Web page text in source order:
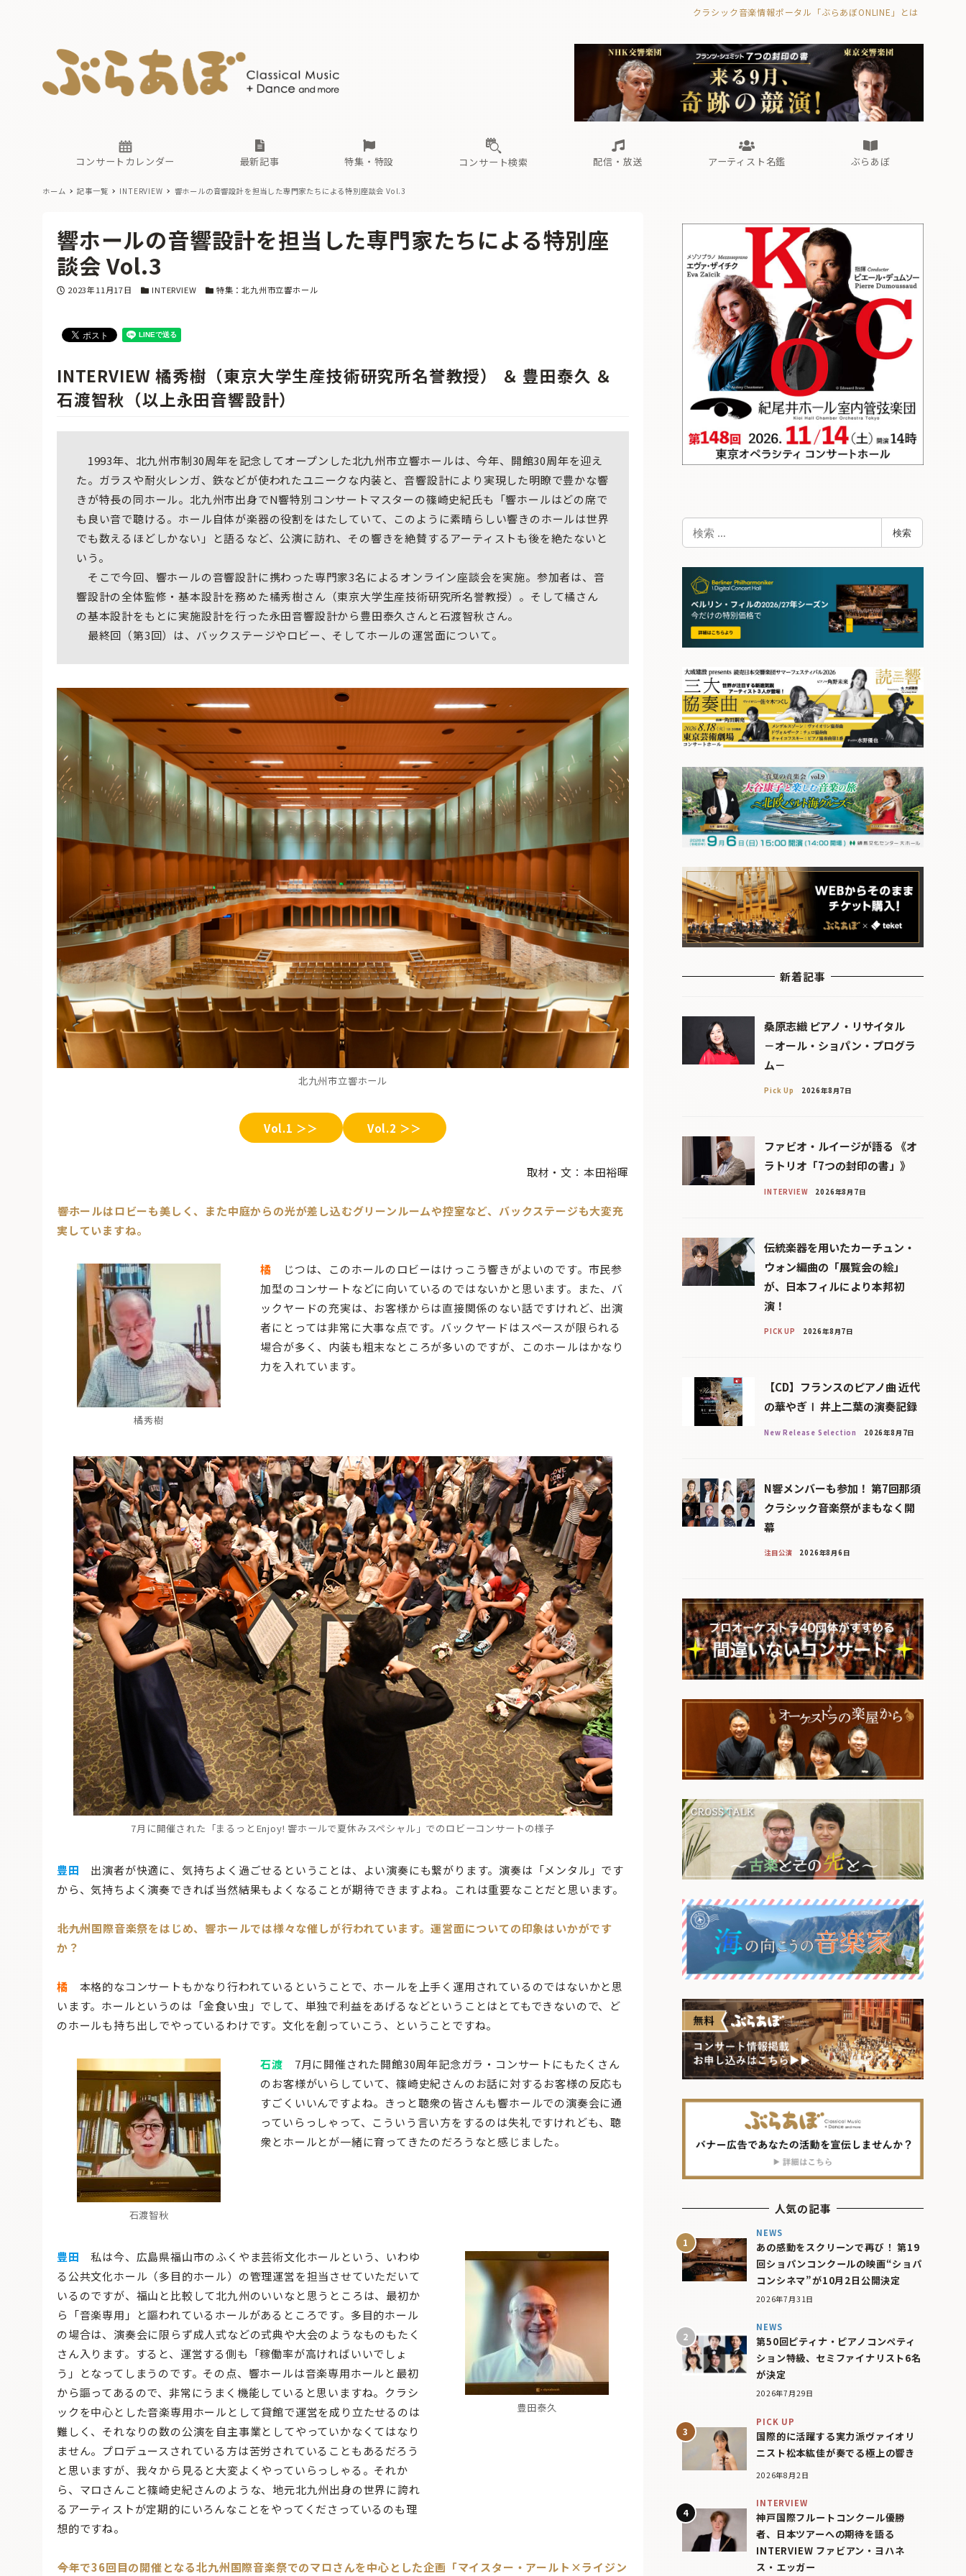
クラシック音楽情報ポータル「ぶらあぼONLINE」とは
コンサートカレンダー 最新記事
古楽とその先と オーケストラの楽屋から 海の向こうの音楽家 Aからの眺望 ぶらあぼブラス！
フォルテピアノ・オデッセイ
特集・特設
現場のプロが推す！間違いないオーケストラコンサート
過去の特集
コンサート検索 配信・放送
無料ライブ配信スケジュール 有料ライブ配信スケジュール
アーティスト名鑑
あ か さ た な は ま や ら わ
ぶらあぼ
古楽とその先と Aからの眺望 ぶらあぼブラス！
フォルテピアノ・オデッセイ
無料ライブ配信スケジュール
あ か さ
ホーム 記事一覧 INTERVIEW 響ホールの音響設計を担当した専門家たちによる特別座談会 Vol.3
響ホールの音響設計を担当した専門家たちによる特別座
談会 Vol.3
投稿日
2023年11月17日 カテゴリー
INTERVIEW カテゴリー
特集：北九州市立響ホール
INTERVIEW 橘秀樹（東京大学生産技術研究所名誉教授） ＆ 豊田泰久 ＆
石渡智秋（以上永田音響設計）
1993年、北九州市制30周年を記念してオープンした北九州市立響ホールは、今年、開館30周年を迎え
た。ガラスや耐火レンガ、鉄などが使われたユニークな内装と、⾳響設計により実現した明瞭で豊かな響
きが特長の同ホール。北九州市出身でN響特別コンサートマスターの篠崎史紀氏も「響ホールはどの席で
も良い音で聴ける。ホール自体が楽器の役割をはたしていて、このように素晴らしい響きのホールは世界
でも数えるほどしかない」と語るなど、公演に訪れ、その響きを絶賛するアーティストも後を絶たないと
いう。
そこで今回、響ホールの音響設計に携わった専門家3名によるオンライン座談会を実施。参加者は、音
響設計の全体監修・基本設計を務めた橘秀樹さん（東京大学生産技術研究所名誉教授）。そして橘さん
の基本設計をもとに実施設計を行った永田音響設計から豊田泰久さんと石渡智秋さん。
最終回（第3回）は、バックステージやロビー、そしてホールの運営面について。
北九州市立響ホール
Vol.1 ＞＞ Vol.2 ＞＞
取材・文：本田裕暉
――響ホールはロビーも美しく、また中庭からの光が差し込むグリーンルームや控室など、バックステージも大変充
実していますね。
橘秀樹
橘 じつは、このホールのロビーはけっこう響きがよいのです。市民参
加型のコンサートなどに向いているのではないかと思います。また、バ
ックヤードの充実は、お客様からは直接関係のない話ですけれど、出演
者にとっては非常に大事な点です。バックヤードはスペースが限られる
場合が多く、内装も粗末なところが多いのですが、このホールはかなり
力を入れています。
7月に開催された「まるっとEnjoy! 響ホールで夏休みスペシャル」でのロビーコンサートの様子
豊田 出演者が快適に、気持ちよく過ごせるということは、よい演奏にも繋がります。演奏は「メンタル」です
から、気持ちよく演奏できれば当然結果もよくなることが期待できますよね。これは重要なことだと思います。
――北九州国際音楽祭をはじめ、響ホールでは様々な催しが行われています。運営面についての印象はいかがです
か？
橘 本格的なコンサートもかなり行われているということで、ホールを上手く運用されているのではないかと思
います。ホールというのは「金食い虫」でして、単独で利益をあげるなどということはとてもできないので、ど
のホールも持ち出しでやっているわけです。文化を創っていこう、ということですね。
石渡智秋
石渡 7月に開催された開館30周年記念ガラ・コンサートにもたくさん
のお客様がいらしていて、篠崎史紀さんのお話に対するお客様の反応も
すごくいいんですよね。きっと聴衆の皆さんも響ホールでの演奏会に通
っていらっしゃって、こういう言い方をするのは失礼ですけれども、聴
衆とホールとが一緒に育ってきたのだろうなと感じました。
豊田 私は今、広島県福山市のふくやま芸術文化ホールという、いわゆ
る公共文化ホール（多目的ホール）の管理運営を担当させていただいて
いるのですが、福山と比較して北九州のいいなと思うところは、最初か
ら「音楽専用」と謳われているホールがあるところです。多目的ホール
の場合は、演奏会に限らず成人式などの式典や大会のようなものもたく
さん入ります。すると、運営する側も「稼働率が高ければいいでしょ
う」となってしまうのです。その点、響ホールは音楽専用ホールと最初
から謳ってあるので、非常にうまく機能していると思いますね。クラシ
ックを中心とした音楽専用ホールとして貸館で運営を成り立たせるのは
難しく、それなりの数の公演を自主事業としてやっていかなくてはなり
ません。プロデュースされている方は苦労されていることもあるだろう
と思いますが、我々から見ると大変よくやっていらっしゃる。それか
ら、マロさんこと篠崎史紀さんのような、地元北九州出身の世界に誇れ
るアーティストが定期的にいろんなことをやってくださっているのも理
想的ですね。
豊田泰久
――今年で36回目の開催となる北九州国際音楽祭でのマロさんを中心とした企画「マイスター・アールト×ライジン
検
索
検索
新着記事
桑原志織 ピアノ・リサイタル
－オール・ショパン・プログラ
ム－
Pick Up 2026年8月7日
ファビオ・ルイージが語る 《オ
ラトリオ「7つの封印の書」》
INTERVIEW 2026年8月7日
伝統楽器を用いたカーチュン・
ウォン編曲の「展覧会の絵」
が、日本フィルにより本邦初
演！
PICK UP 2026年8月7日
【CD】フランスのピアノ曲 近代
の華やぎⅠ 井上二葉の演奏記録
New Release Selection 2026年8月7日
N響メンバーも参加！ 第7回那須
クラシック音楽祭がまもなく開
幕
注目公演 2026年8月6日
人気の記事
NEWS
あの感動をスクリーンで再び！ 第19
回ショパンコンクールの映画“ショパ
コンシネマ”が10月2日公開決定
2026年7月31日
NEWS
第50回ピティナ・ピアノコンペティ
ション特級、セミファイナリスト6名
が決定
2026年7月29日
PICK UP
国際的に活躍する実力派ヴァイオリ
ニスト松本紘佳が奏でる極上の響き
2026年8月2日
INTERVIEW
神戸国際フルートコンクール優勝
者、日本ツアーへの期待を語る
INTERVIEW ファビアン・ヨハネ
ス・エッガー